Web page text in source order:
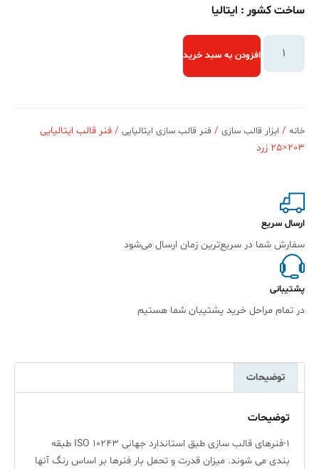
ساخت کشور : ایتالیا
افزودن به سبد خرید
خانه / ابزار قالب سازی / فنر قالب سازی ایتالیایی / فنر قالب ایتالیایی
203×25 زرد
ارسال سریع
سفارش شما در سریع‌ترین زمان ارسال می‌شود
پشتیبانی
در تمام مراحل خرید پشتیبان شما هستیم
توضیحات
توضیحات
1-فنرهای قالب سازی طبق استاندارد جهانی ISO 10243 طبقه
بندی می شوند. میزان قدرت و تحمل بار فنرها بر اساس رنگ آنها